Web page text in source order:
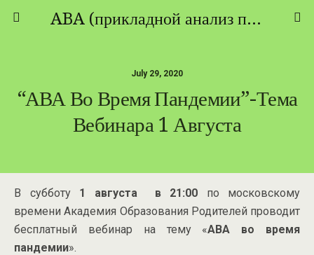
ABA (прикладной анализ поведения) - ТЕОРИЯ И ПРАКТИКА
July 29, 2020
“АВА Во Время Пандемии”-Тема
Вебинара 1 Августа
В субботу 1 августа в 21:00 по московскому
времени Академия Образования Родителей проводит
бесплатный вебинар на тему «АВА во время
пандемии».